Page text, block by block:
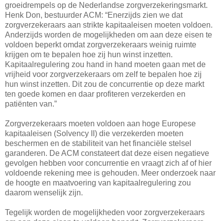
groeidrempels op de Nederlandse zorgverzekeringsmarkt.
Henk Don, bestuurder ACM: “Enerzijds zien we dat
zorgverzekeraars aan strikte kapitaaleisen moeten voldoen.
Anderzijds worden de mogelijkheden om aan deze eisen te
voldoen beperkt omdat zorgverzekeraars weinig ruimte
krijgen om te bepalen hoe zij hun winst inzetten.
Kapitaalregulering zou hand in hand moeten gaan met de
vrijheid voor zorgverzekeraars om zelf te bepalen hoe zij
hun winst inzetten. Dit zou de concurrentie op deze markt
ten goede komen en daar profiteren verzekerden en
patiënten van.”
Zorgverzekeraars moeten voldoen aan hoge Europese
kapitaaleisen (Solvency II) die verzekerden moeten
beschermen en de stabiliteit van het financiële stelsel
garanderen. De ACM constateert dat deze eisen negatieve
gevolgen hebben voor concurrentie en vraagt zich af of hier
voldoende rekening mee is gehouden. Meer onderzoek naar
de hoogte en maatvoering van kapitaalregulering zou
daarom wenselijk zijn.
Tegelijk worden de mogelijkheden voor zorgverzekeraars